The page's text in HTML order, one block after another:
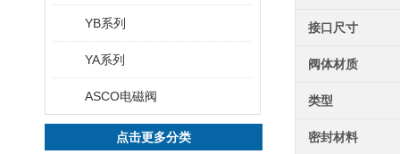
YB系列
YA系列
ASCO电磁阀
点击更多分类
接口尺寸
阀体材质
类型
密封材料